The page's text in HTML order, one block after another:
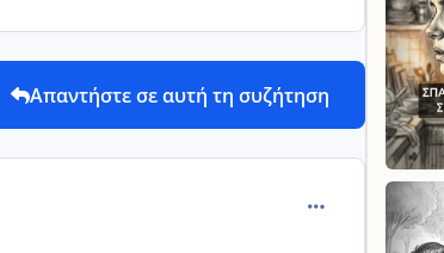
Απαντήστε σε αυτή τη συζήτηση
comment_900741